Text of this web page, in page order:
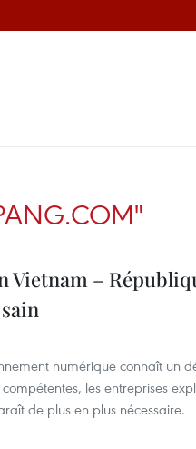
Vietnam –
numérique connaît un
les entreprises
de plus en plus nécessaire.